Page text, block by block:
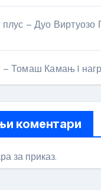
– Дуо Виртуозо
– Томаш Камањ I
коментари
за приказ.